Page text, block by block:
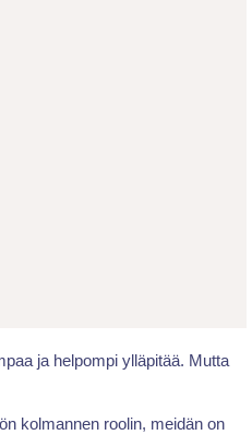
ja helpompi ylläpitää. Mutta
kolmannen roolin, meidän on